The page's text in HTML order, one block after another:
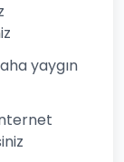
yaygın